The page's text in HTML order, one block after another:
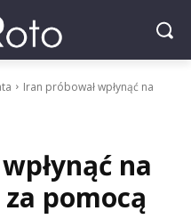
Iran próbował wpłynąć na
na
pomocą